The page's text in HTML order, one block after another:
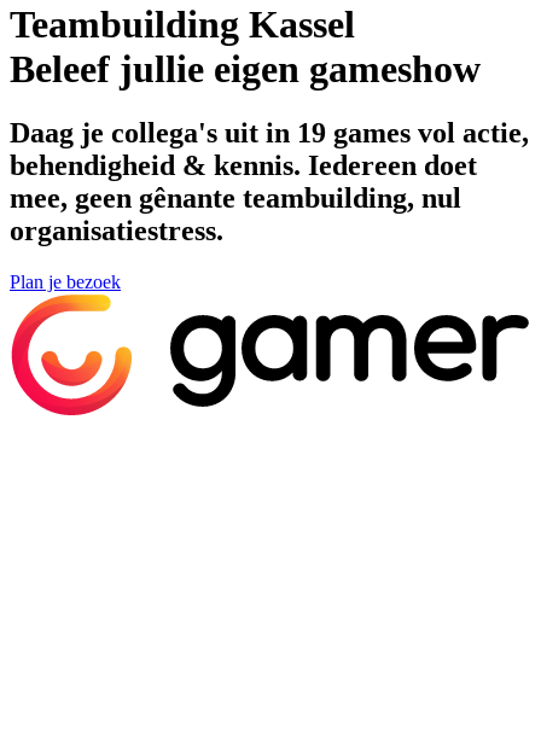
Teambuilding Kassel
Beleef jullie eigen gameshow
Daag je collega's uit in 19 games vol actie,
behendigheid & kennis. Iedereen doet
mee, geen gênante teambuilding, nul
organisatiestress.
Plan je bezoek